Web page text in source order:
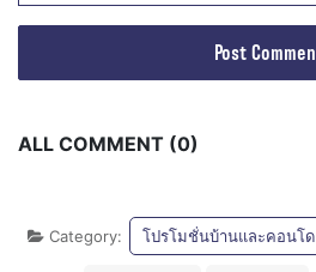
ALL COMMENT (0)
Category: โปรโมชั่นบ้านและคอนโด